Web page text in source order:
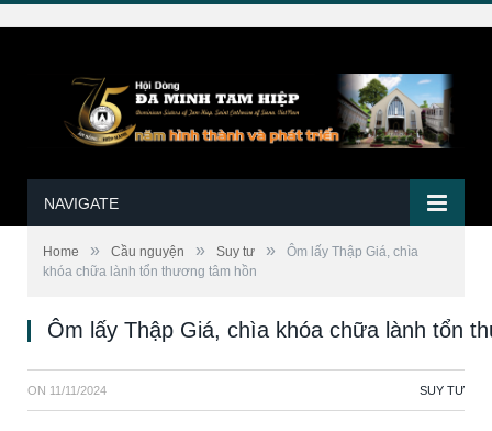
NAVIGATE
Home » Cầu nguyện » Suy tư »
Ôm lấy Thập Giá, chìa
khóa chữa lành tổn thương tâm hồn
Ôm lấy Thập Giá, chìa khóa chữa lành tổn
ON 11/11/2024 SUY TƯ